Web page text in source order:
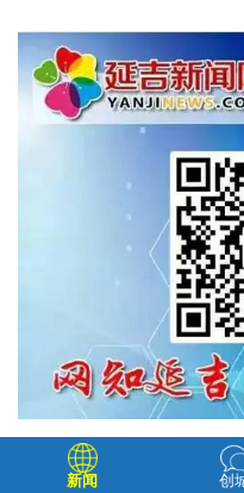
新闻 创